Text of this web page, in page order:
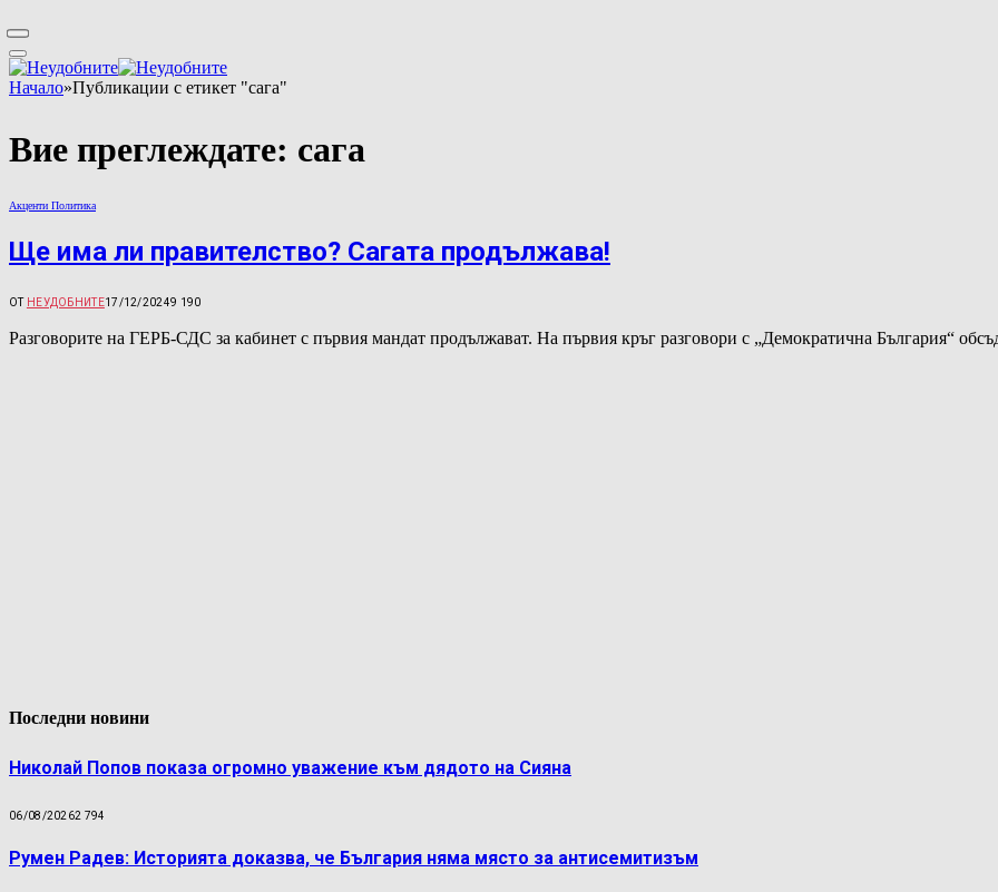
Начало»Публикации с етикет "сага"
Вие преглеждате: сага
Акценти Политика
Ще има ли правителство? Сагата продължава!
ОТ НЕУДОБНИТЕ17/12/20249 190
Разговорите на ГЕРБ-СДС за кабинет с първия мандат продължават. На първия кръг разговори с „Демократична България“
Последни новини
Николай Попов показа огромно уважение към дядото на Сияна
06/08/20262 794
Румен Радев: Историята доказва, че България няма място за антисемитизъм